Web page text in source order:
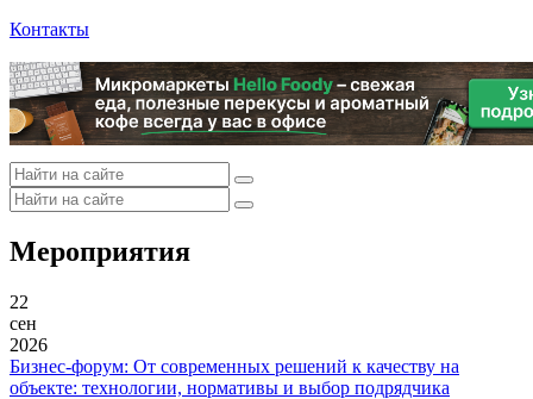
Контакты
Мероприятия
22
сен
2026
Бизнес-форум: От современных решений к качеству на
объекте: технологии, нормативы и выбор подрядчика